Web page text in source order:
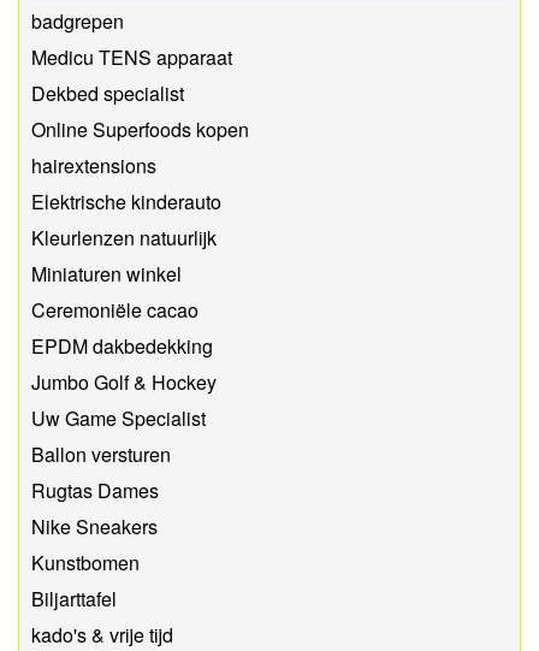
badgrepen
Medicu TENS apparaat
Dekbed specialist
Online Superfoods kopen
hairextensions
Elektrische kinderauto
Kleurlenzen natuurlijk
Miniaturen winkel
Ceremoniële cacao
EPDM dakbedekking
Jumbo Golf & Hockey
Uw Game Specialist
Ballon versturen
Rugtas Dames
Nike Sneakers
Kunstbomen
Biljarttafel
kado's & vrije tijd